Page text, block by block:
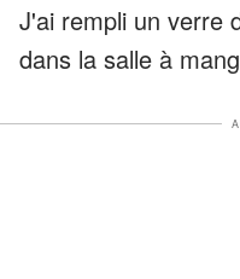
J'ai rempli un verre
dans la salle à